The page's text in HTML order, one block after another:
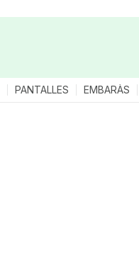
PANTALLES EMBARÀS